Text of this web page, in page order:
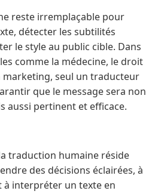
reste irremplaçable pour
détecter les subtilités
le style au public cible. Dans
comme la médecine, le droit
seul un traducteur
que le message sera non
aussi pertinent et efficace.
traduction humaine réside
des décisions éclairées, à
à interpréter un texte en